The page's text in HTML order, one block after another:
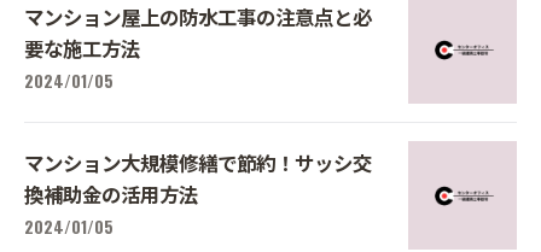
マンション屋上の防水工事の注意点と必
要な施工方法
2024/01/05
マンション大規模修繕で節約！サッシ交
換補助金の活用方法
2024/01/05